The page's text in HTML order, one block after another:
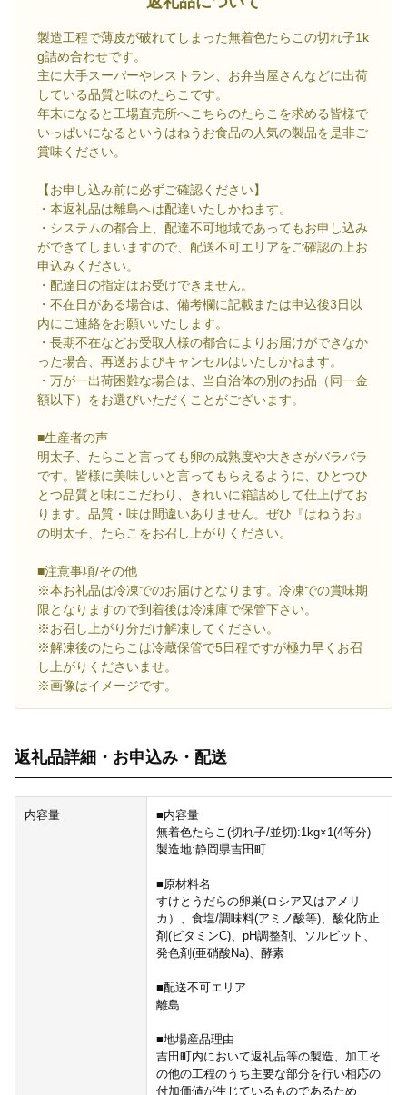
製造工程で薄皮が破れてしまった無着色たらこの切れ子1k
g詰め合わせです。
主に大手スーパーやレストラン、お弁当屋さんなどに出荷
している品質と味のたらこです。
年末になると工場直売所へこちらのたらこを求める皆様で
いっぱいになるというはねうお食品の人気の製品を是非ご
賞味ください。
【お申し込み前に必ずご確認ください】
・本返礼品は離島へは配達いたしかねます。
・システムの都合上、配達不可地域であってもお申し込み
ができてしまいますので、配送不可エリアをご確認の上お
申込みください。
・配達日の指定はお受けできません。
・不在日がある場合は、備考欄に記載または申込後3日以
内にご連絡をお願いいたします。
・長期不在などお受取人様の都合によりお届けができなか
った場合、再送およびキャンセルはいたしかねます。
・万が一出荷困難な場合は、当自治体の別のお品（同一金
額以下）をお選びいただくことがございます。
■生産者の声
明太子、たらこと言っても卵の成熟度や大きさがバラバラ
です。皆様に美味しいと言ってもらえるように、ひとつひ
とつ品質と味にこだわり、きれいに箱詰めして仕上げてお
ります。品質・味は間違いありません。ぜひ『はねうお』
の明太子、たらこをお召し上がりください。
■注意事項/その他
※本お礼品は冷凍でのお届けとなります。冷凍での賞味期
限となりますので到着後は冷凍庫で保管下さい。
※お召し上がり分だけ解凍してください。
※解凍後のたらこは冷蔵保管で5日程ですが極力早くお召
し上がりくださいませ。
※画像はイメージです。
返礼品詳細・お申込み・配送
内容量
■内容量
無着色たらこ(切れ子/並切):1kg×1(4等分)
製造地:静岡県吉田町
■原材料名
すけとうだらの卵巣(ロシア又はアメリ
カ）、食塩/調味料(アミノ酸等)、酸化防止
剤(ビタミンC)、pH調整剤、ソルビット、
発色剤(亜硝酸Na)、酵素
■配送不可エリア
離島
■地場産品理由
吉田町内において返礼品等の製造、加工そ
の他の工程のうち主要な部分を行い相応の
付加価値が生じているものであるため